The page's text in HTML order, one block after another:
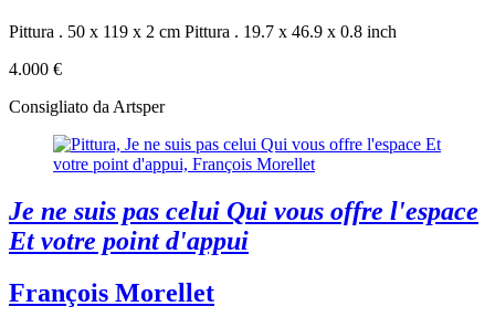
Pittura . 50 x 119 x 2 cm Pittura . 19.7 x 46.9 x 0.8 inch
4.000 €
Consigliato da Artsper
Je ne suis pas celui Qui vous offre l'espace
Et votre point d'appui
François Morellet